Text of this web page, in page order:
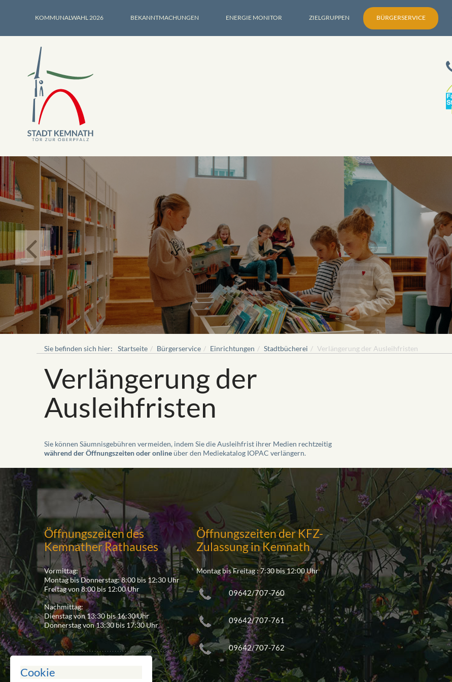
KOMMUNALWAHL 2026 BEKANNTMACHUNGEN ENERGIE MONITOR ZIELGRUPPEN BÜRGERSERVICE
.
Sie befinden sich hier: Startseite Bürgerservice Einrichtungen Stadtbücherei Verlängerung der Ausleihfristen
Verlängerung der
Ausleihfristen
Sie können Säumnisgebühren vermeiden, indem Sie die Ausleihfrist ihrer Medien rechtzeitig
während der Öffnungszeiten oder onlineüber den Mediekatalog IOPAC verlängern.
Öffnungszeiten des
Kemnather Rathauses
Vormittag:
Montag bis Donnerstag: 8:00 bis 12:30 Uhr
Freitag von 8:00 bis 12:00 Uhr
Nachmittag:
Dienstag von 13:30 bis 16:30 Uhr
Donnerstag von 13:30 bis 17:30 Uhr
Öffnungszeiten der KFZ-
Zulassung in Kemnath
Montag bis Freitag : 7:30 bis 12:00 Uhr
09642/707-760
09642/707-761
09642/707-762
Cookie